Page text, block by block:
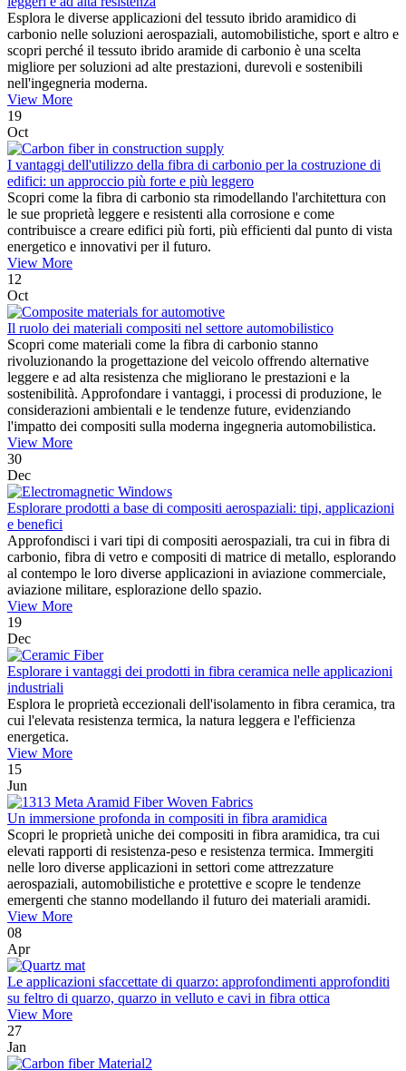
Esplora le diverse applicazioni del tessuto ibrido aramidico di
carbonio nelle soluzioni aerospaziali, automobilistiche, sport e altro e
scopri perché il tessuto ibrido aramide di carbonio è una scelta
migliore per soluzioni ad alte prestazioni, durevoli e sostenibili
nell'ingegneria moderna.
View More
19
Oct
I vantaggi dell'utilizzo della fibra di carbonio per la costruzione di
edifici: un approccio più forte e più leggero
Scopri come la fibra di carbonio sta rimodellando l'architettura con
le sue proprietà leggere e resistenti alla corrosione e come
contribuisce a creare edifici più forti, più efficienti dal punto di vista
energetico e innovativi per il futuro.
View More
12
Oct
Il ruolo dei materiali compositi nel settore automobilistico
Scopri come materiali come la fibra di carbonio stanno
rivoluzionando la progettazione del veicolo offrendo alternative
leggere e ad alta resistenza che migliorano le prestazioni e la
sostenibilità. Approfondare i vantaggi, i processi di produzione, le
considerazioni ambientali e le tendenze future, evidenziando
l'impatto dei compositi sulla moderna ingegneria automobilistica.
View More
30
Dec
Esplorare prodotti a base di compositi aerospaziali: tipi, applicazioni
e benefici
Approfondisci i vari tipi di compositi aerospaziali, tra cui in fibra di
carbonio, fibra di vetro e compositi di matrice di metallo, esplorando
al contempo le loro diverse applicazioni in aviazione commerciale,
aviazione militare, esplorazione dello spazio.
View More
19
Dec
Esplorare i vantaggi dei prodotti in fibra ceramica nelle applicazioni
industriali
Esplora le proprietà eccezionali dell'isolamento in fibra ceramica, tra
cui l'elevata resistenza termica, la natura leggera e l'efficienza
energetica.
View More
15
Jun
Un immersione profonda in compositi in fibra aramidica
Scopri le proprietà uniche dei compositi in fibra aramidica, tra cui
elevati rapporti di resistenza-peso e resistenza termica. Immergiti
nelle loro diverse applicazioni in settori come attrezzature
aerospaziali, automobilistiche e protettive e scopre le tendenze
emergenti che stanno modellando il futuro dei materiali aramidi.
View More
08
Apr
Le applicazioni sfaccettate di quarzo: approfondimenti approfonditi
su feltro di quarzo, quarzo in velluto e cavi in ​​fibra ottica
View More
27
Jan